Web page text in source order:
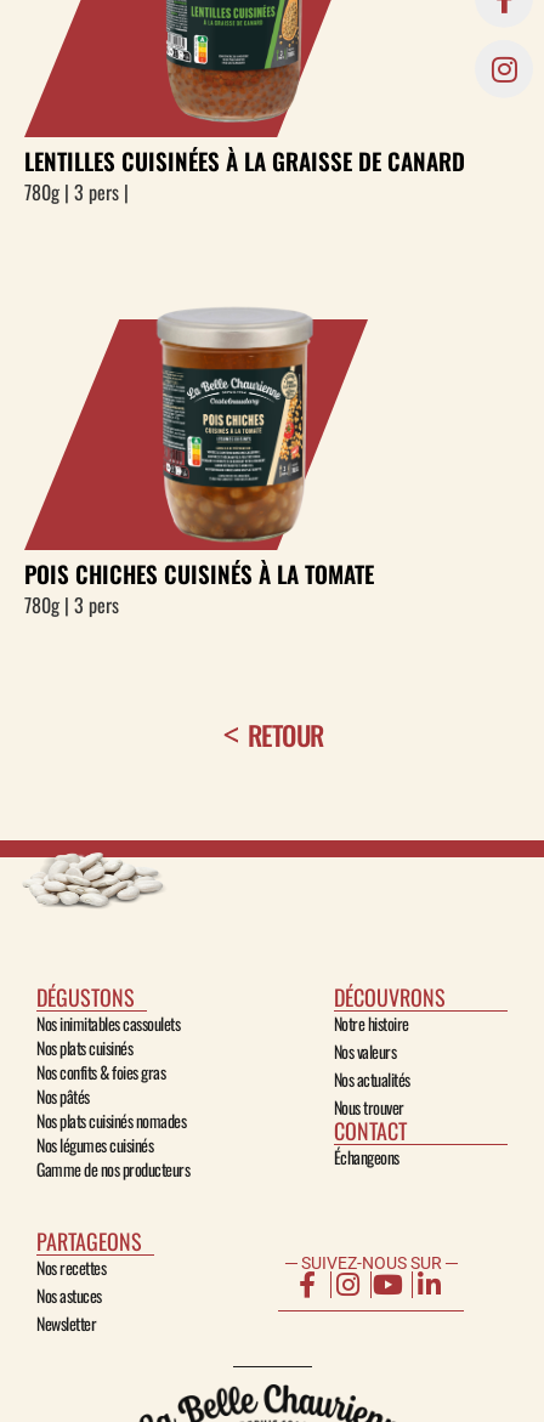
LENTILLES CUISINÉES À LA GRAISSE DE CANARD
780g | 3 pers |
POIS CHICHES CUISINÉS À LA TOMATE
780g | 3 pers
RETOUR
DÉGUSTONS
Nos inimitables cassoulets
Nos plats cuisinés
Nos confits & foies gras
Nos pâtés
Nos plats cuisinés nomades
Nos légumes cuisinés
Gamme de nos producteurs
DÉCOUVRONS
Notre histoire
Nos valeurs
Nos actualités
Nous trouver
CONTACT
Échangeons
PARTAGEONS
Nos recettes
Nos astuces
Newsletter
─ SUIVEZ-NOUS SUR ─